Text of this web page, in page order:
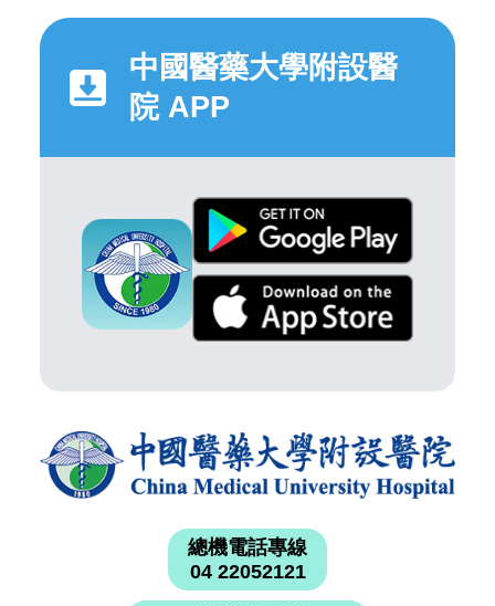
中國醫藥大學附設醫
院 APP
總機電話專線
04 22052121